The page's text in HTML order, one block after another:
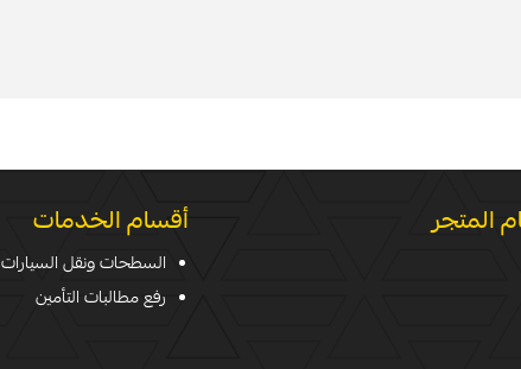
المتجر أقسام الخدمات
السطحات ونقل السيارات
رفع مطالبات التأمين